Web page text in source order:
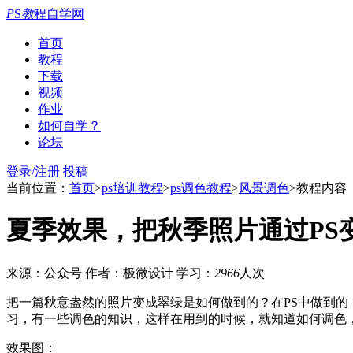
PS教程自学网
首页
教程
下载
视频
作业
如何自学？
论坛
登录/注册 投稿
当前位置： 首页>ps培训教程>ps调色教程>风景调色>教程内容
夏季效果，把秋季照片通过PS
来源：公众号 作者：极微设计 学习： 2966人次
把一篇秋意盎然的照片变成翠绿是如何做到的？在PS中做到
习，有一些调色的知识，这样在用到的时候，就知道如何调
效果图：